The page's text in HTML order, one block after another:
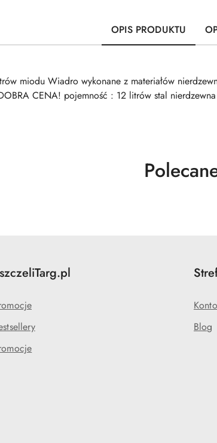
OPIS PRODUKTU
miodu Wiadro wykonane z materiałów
CENA! pojemność : 12 litrów stal
Produkty
Blog